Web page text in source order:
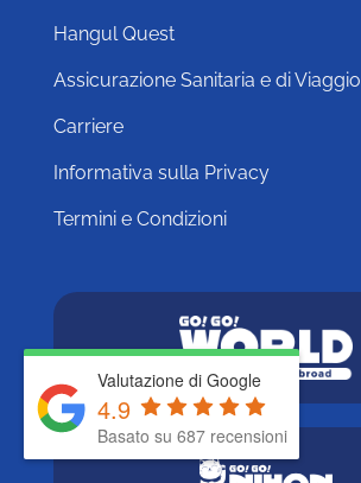
Valutazione di Google
4.9
Basato su 687 recensioni
Hangul Quest
Assicurazione Sanitaria e di Viaggio
Carriere
Informativa sulla Privacy
Termini e Condizioni